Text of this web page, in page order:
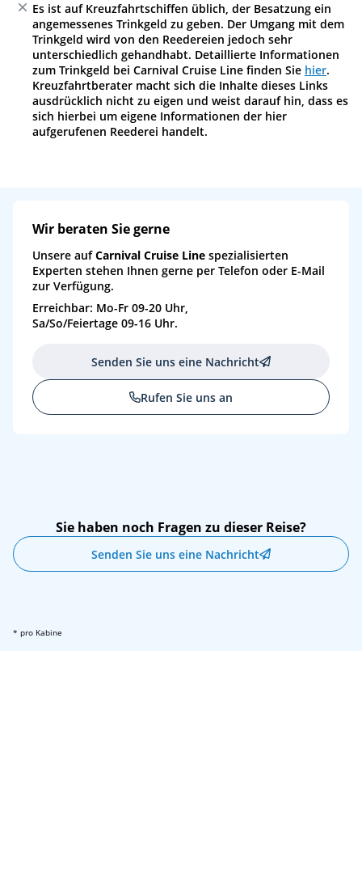
Es ist auf Kreuzfahrtschiffen üblich, der Besatzung ein
angemessenes Trinkgeld zu geben. Der Umgang mit dem
Trinkgeld wird von den Reedereien jedoch sehr
unterschiedlich gehandhabt. Detaillierte Informationen
zum Trinkgeld bei Carnival Cruise Line finden Sie hier.
Kreuzfahrtberater macht sich die Inhalte dieses Links
ausdrücklich nicht zu eigen und weist darauf hin, dass es
sich hierbei um eigene Informationen der hier
aufgerufenen Reederei handelt.
Wir beraten Sie gerne
Unsere aufCarnival Cruise Line spezialisierten
Experten stehen Ihnen gerne per Telefon oder E-Mail
zur Verfügung.
Erreichbar: Mo-Fr 09-20 Uhr,
Sa/So/Feiertage 09-16 Uhr.
Senden Sie uns eine Nachricht
Rufen Sie uns an
Sie haben noch Fragen zu dieser Reise?
Senden Sie uns eine Nachricht
* pro Kabine